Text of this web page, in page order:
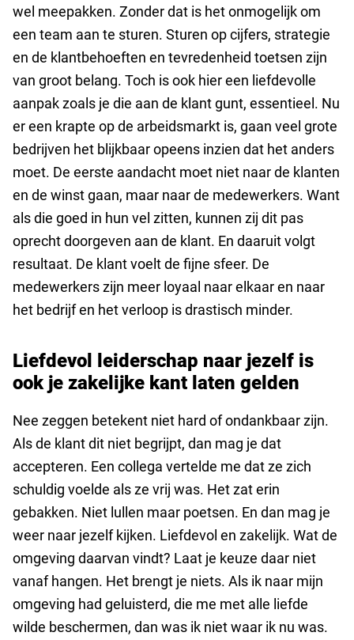
wel meepakken. Zonder dat is het onmogelijk om
een team aan te sturen. Sturen op cijfers, strategie
en de klantbehoeften en tevredenheid toetsen zijn
van groot belang. Toch is ook hier een liefdevolle
aanpak zoals je die aan de klant gunt, essentieel. Nu
er een krapte op de arbeidsmarkt is, gaan veel grote
bedrijven het blijkbaar opeens inzien dat het anders
moet. De eerste aandacht moet niet naar de klanten
en de winst gaan, maar naar de medewerkers. Want
als die goed in hun vel zitten, kunnen zij dit pas
oprecht doorgeven aan de klant. En daaruit volgt
resultaat. De klant voelt de fijne sfeer. De
medewerkers zijn meer loyaal naar elkaar en naar
het bedrijf en het verloop is drastisch minder.
Liefdevol leiderschap naar jezelf is
ook je zakelijke kant laten gelden
Nee zeggen betekent niet hard of ondankbaar zijn.
Als de klant dit niet begrijpt, dan mag je dat
accepteren. Een collega vertelde me dat ze zich
schuldig voelde als ze vrij was. Het zat erin
gebakken. Niet lullen maar poetsen. En dan mag je
weer naar jezelf kijken. Liefdevol en zakelijk. Wat de
omgeving daarvan vindt? Laat je keuze daar niet
vanaf hangen. Het brengt je niets. Als ik naar mijn
omgeving had geluisterd, die me met alle liefde
wilde beschermen, dan was ik niet waar ik nu was.